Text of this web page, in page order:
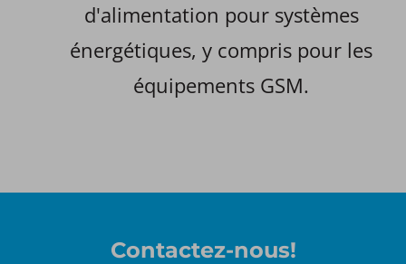
d'alimentation pour systèmes
énergétiques, y compris pour les
équipements GSM.​
Contactez-nous!